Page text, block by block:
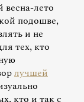
лето
подошве,
и не
тех, кто
лучшей
кто и так с